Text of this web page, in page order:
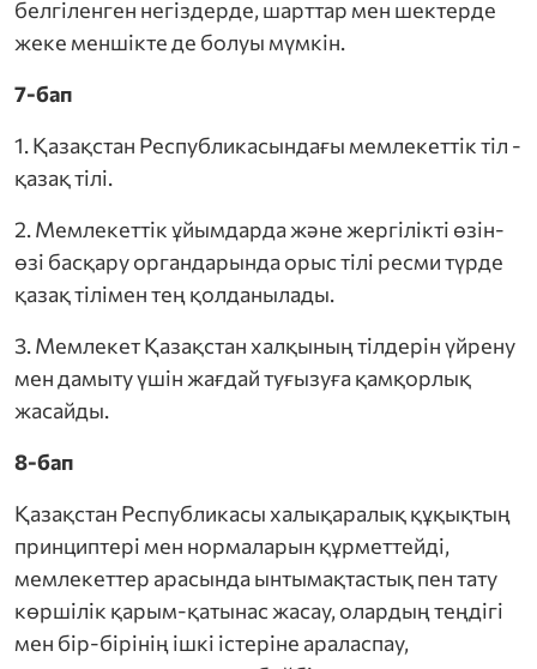
белгіленген негіздерде, шарттар мен шектерде
жеке меншікте де болуы мүмкін.
7-бап
1. Қазақстан Республикасындағы мемлекеттік тіл -
қазақ тілі.
2. Мемлекеттік ұйымдарда және жергілікті өзін-
өзі басқару органдарында орыс тілі ресми түрде
қазақ тілімен тең қолданылады.
3. Мемлекет Қазақстан халқының тілдерін үйрену
мен дамыту үшін жағдай туғызуға қамқорлық
жасайды.
8-бап
Қазақстан Республикасы халықаралық құқықтың
принциптері мен нормаларын құрметтейді,
мемлекеттер арасында ынтымақтастық пен тату
көршілік қарым-қатынас жасау, олардың теңдігі
мен бір-бірінің ішкі істеріне араласпау,